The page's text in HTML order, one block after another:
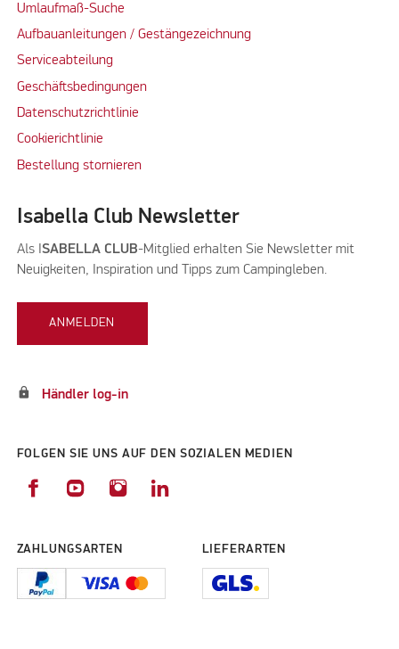
Umlaufmaß-Suche
Aufbauanleitungen / Gestängezeichnung
Serviceabteilung
Geschäftsbedingungen
Datenschutzrichtlinie
Cookierichtlinie
Bestellung stornieren
Isabella Club Newsletter
Als I SABELLA CLUB-Mitglied erhalten Sie Newsletter mit
Neuigkeiten, Inspiration und Tipps zum Campingleben.
ANMELDEN
lock Händler log-in
FOLGEN SIE UNS AUF DEN SOZIALEN MEDIEN
ZAHLUNGSARTEN LIEFERARTEN